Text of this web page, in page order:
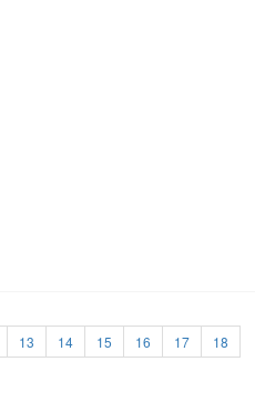
13 14 15 16 17
18